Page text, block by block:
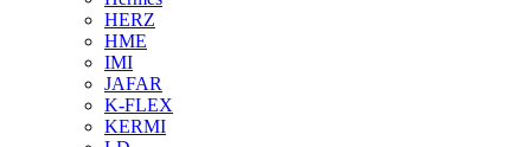
HERZ
HME
IMI
JAFAR
K-FLEX
KERMI